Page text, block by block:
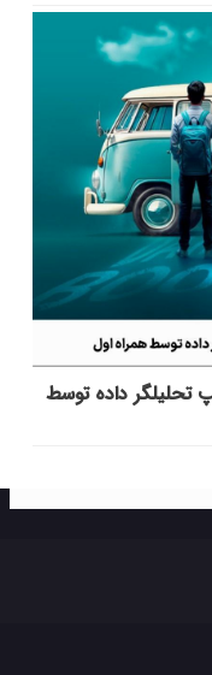
تحلیلگر داده توسط